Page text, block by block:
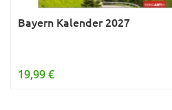
Bayern Kalender 2027
19,99 €